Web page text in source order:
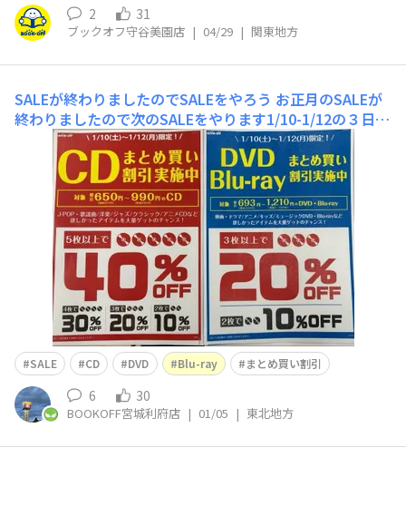
2 31
ブックオフ守谷美園店 | 04/29 | 関東地方
SALEが終わりましたのでSALEをやろう お正月のSALEが
終わりましたので次のSALEをやります1/10-1/12の３日間
CDやDVDのまとめ買いで割引SALE🈹をやります🦆CDは
最大40%OFF良いものまとめ買いのChance⁉️
SALE CD DVD Blu-ray まとめ買い割引
6 30
BOOKOFF宮城利府店 | 01/05 | 東北地方